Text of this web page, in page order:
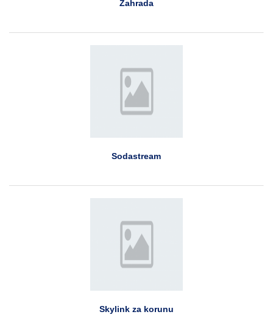
Zahrada
Sodastream
Skylink za korunu